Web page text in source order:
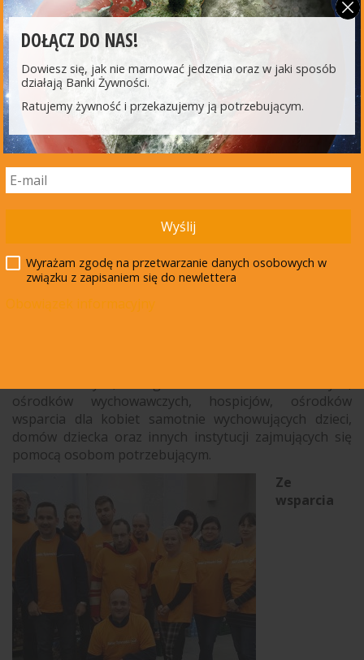
W swoim działaniu kierujemy się wartościami, które
znajdują odzwierciedlenie w Europejskiej Karcie
Banków Żywności.
Efekty działania
W 2025 roku Banki Żywności wsparły ok. 1 mln osób
potrzebujących w Polsce, przekazując łącznie
ośrodków wychowawczych, hospicjów, ośrodków
wsparcia dla kobiet samotnie wychowujących dzieci,
domów dziecka oraz innych instytucji zajmujących się
pomocą osobom potrzebującym.
Ze
wsparcia
DOŁĄCZ DO NAS!
Dowiesz się, jak nie marnować jedzenia oraz w jaki sposób
działają Banki Żywności.
Ratujemy żywność i przekazujemy ją potrzebującym.
Wyślij
Wyrażam zgodę na przetwarzanie danych osobowych w
związku z zapisaniem się do newlettera
Obowiązek informacyjny